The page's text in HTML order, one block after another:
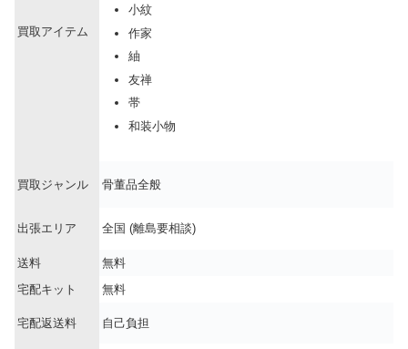
買取アイテム
小紋
作家
紬
友禅
帯
和装小物
買取ジャンル 骨董品全般
出張エリア 全国 (離島要相談)
送料
無料
宅配キット
無料
宅配返送料 自己負担